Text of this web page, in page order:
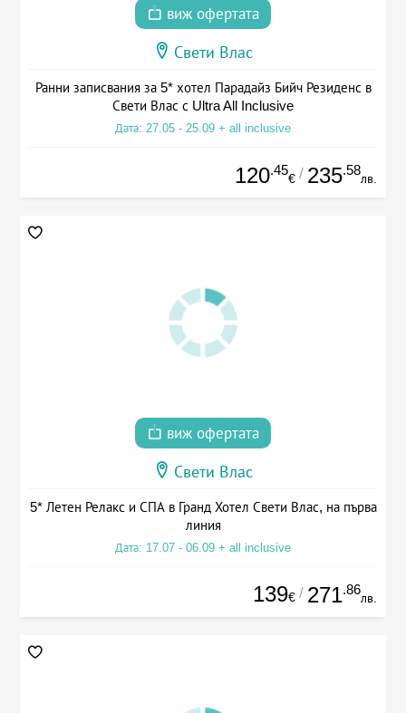
виж офертата
Свети Влас
Ранни записвания за 5* хотел Парадайз Бийч Резиденс в
Свети Влас с Ultra All Inclusive
Дата: 27.05 - 25.09 + all inclusive
120.45
€ / 235.58
лв.
виж офертата
Свети Влас
5* Летен Релакс и СПА в Гранд Хотел Свети Влас, на първа
линия
Дата: 17.07 - 06.09 + all inclusive
139€ / 271.86
лв.